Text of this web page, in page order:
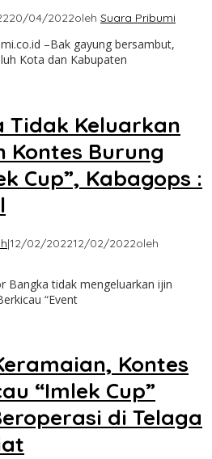
20/04/2022oleh Suara Pribumi
–Bak gayung bersambut,
Kota dan Kabupaten
Tidak Keluarkan
Kontes Burung
Cup”, Kabagops :
|12/02/202212/02/2022oleh
Bangka tidak mengeluarkan ijin
“Event
Kontes
“Imlek Cup”
di Telaga